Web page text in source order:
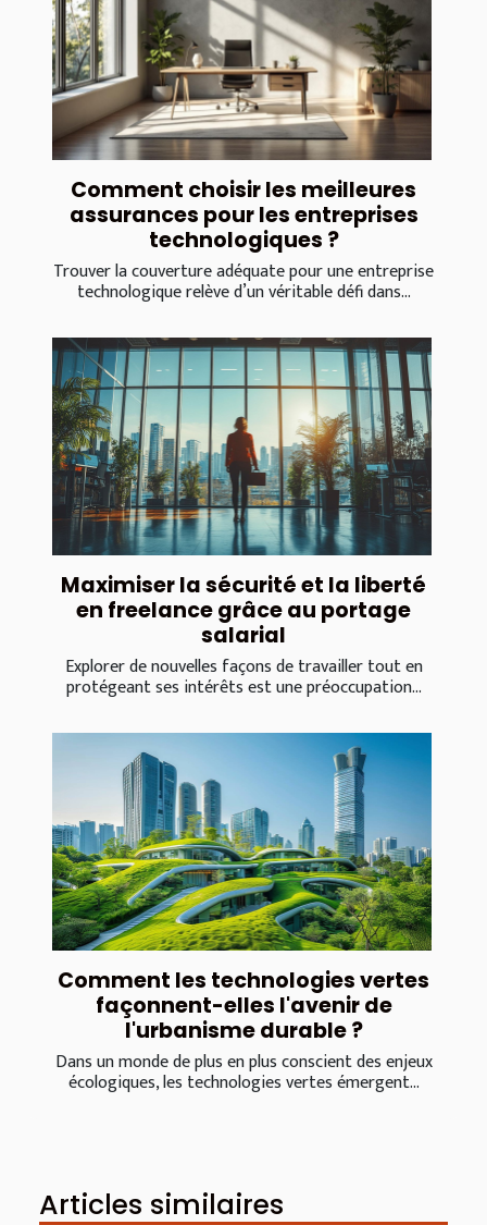
Comment choisir les meilleures
assurances pour les entreprises
technologiques ?
Trouver la couverture adéquate pour une entreprise
technologique relève d’un véritable défi dans...
Maximiser la sécurité et la liberté
en freelance grâce au portage
salarial
Explorer de nouvelles façons de travailler tout en
protégeant ses intérêts est une préoccupation...
Comment les technologies vertes
façonnent-elles l'avenir de
l'urbanisme durable ?
Dans un monde de plus en plus conscient des enjeux
écologiques, les technologies vertes émergent...
Articles similaires